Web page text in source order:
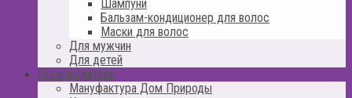
Шампуни
Бальзам-кондиционер для волос
Маски для волос
Для мужчин
Для детей
Производители
Мануфактура Дом Природы